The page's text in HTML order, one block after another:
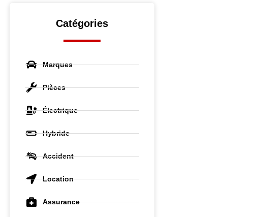
Catégories
Marques
Pièces
Électrique
Hybride
Accident
Location
Assurance